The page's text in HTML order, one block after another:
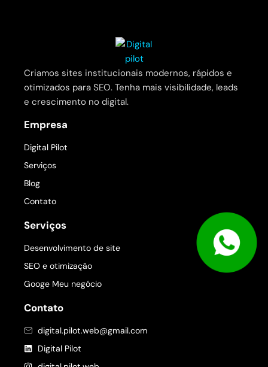
Criamos sites institucionais modernos, rápidos e
otimizados para SEO. Tenha mais visibilidade, leads
e crescimento no digital.
Empresa
Digital Pilot
Serviços
Blog
Contato
Serviços
Desenvolvimento de site
SEO e otimização
Googe Meu negócio
Contato
digital.pilot.web@gmail.com
Digital Pilot